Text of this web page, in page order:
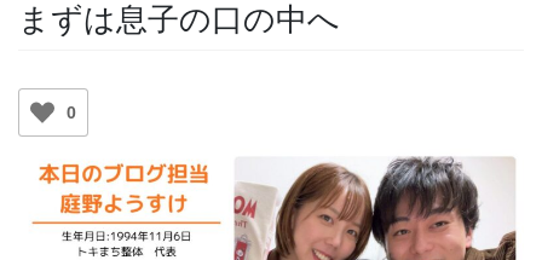
まずは息子の口の中へ
0